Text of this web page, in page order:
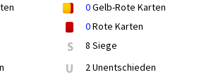
0Gelb-Rote Karten
0Rote Karten
S 8 Siege
U 2 Unentschieden